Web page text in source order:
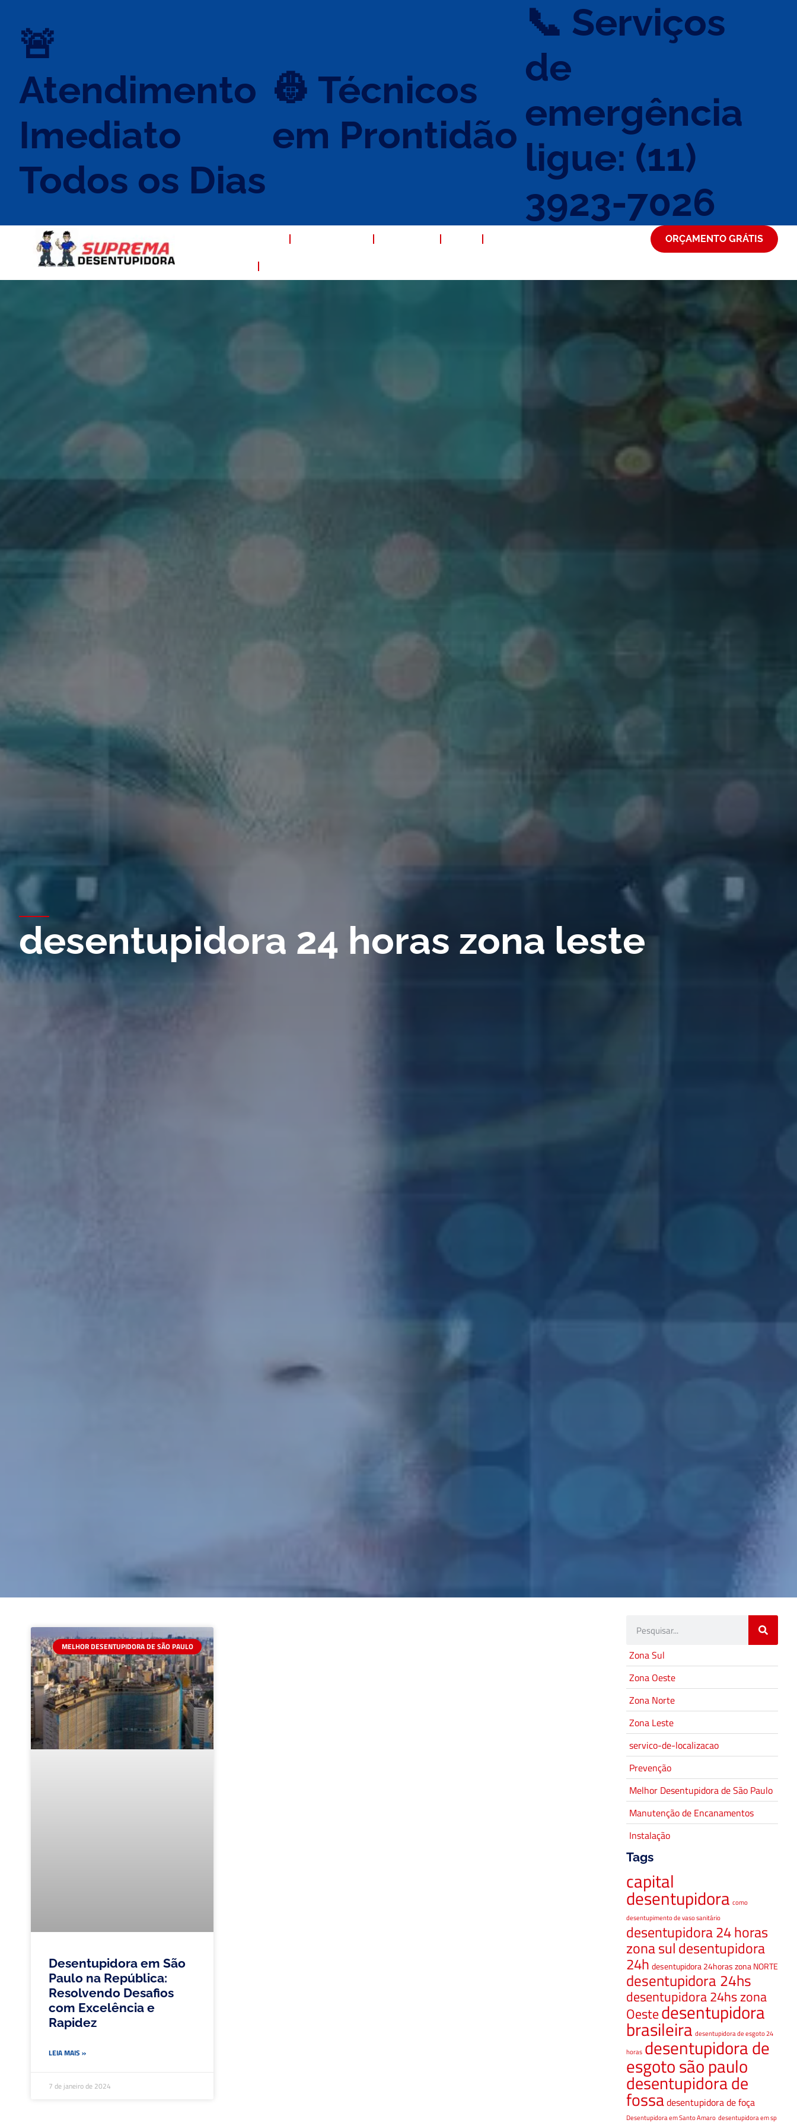
🚨
Atendimento
Imediato
Todos os Dias
👷 Técnicos
em Prontidão
📞 Serviços
de
emergência
ligue: (11)
3923-7026
ORÇAMENTO GRÁTIS
desentupidora 24 horas zona leste
MELHOR DESENTUPIDORA DE SÃO PAULO
Desentupidora em São
Paulo na República:
Resolvendo Desafios
com Excelência e
Rapidez
LEIA MAIS »
7 de janeiro de 2024
Zona Sul
Zona Oeste
Zona Norte
Zona Leste
servico-de-localizacao
Prevenção
Melhor Desentupidora de São Paulo
Manutenção de Encanamentos
Instalação
Tags
capital
desentupidora como
desentupimento de vaso sanitário
desentupidora 24 horas
zona suldesentupidora
24h desentupidora 24horas zona NORTE
desentupidora 24hs
desentupidora 24hs zona
Oestedesentupidora
brasileira desentupidora de esgoto 24
horas desentupidora de
esgoto são paulo
desentupidora de
fossadesentupidora de foça
Desentupidora em Santo Amaro desentupidora em sp